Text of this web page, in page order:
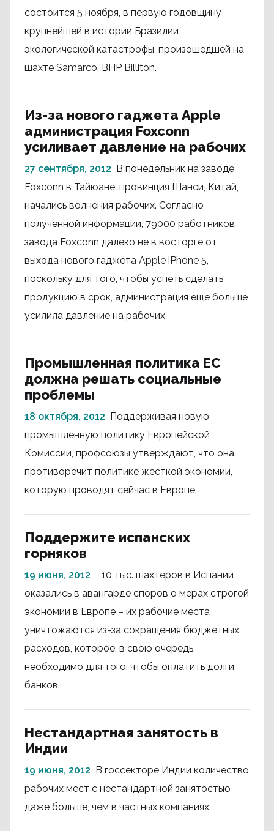
состоится 5 ноября, в первую годовщину
крупнейшей в истории Бразилии
экологической катастрофы, произошедшей на
шахте Samarco, BHP Billiton.
Из-за нового гаджета Apple
администрация Foxconn
усиливает давление на рабочих
27 сентября, 2012 В понедельник на заводе
Foxconn в Тайюане, провинция Шанси, Китай,
начались волнения рабочих. Согласно
полученной информации, 79000 работников
завода Foxconn далеко не в восторге от
выхода нового гаджета Apple iPhone 5,
поскольку для того, чтобы успеть сделать
продукцию в срок, администрация еще больше
усилила давление на рабочих.
Промышленная политика ЕС
должна решать социальные
проблемы
18 октября, 2012 Поддерживая новую
промышленную политику Европейской
Комиссии, профсоюзы утверждают, что она
противоречит политике жесткой экономии,
которую проводят сейчас в Европе.
Поддержите испанских
горняков
19 июня, 2012
10 тыс. шахтеров в Испании
оказались в авангарде споров о мерах строгой
экономии в Европе – их рабочие места
уничтожаются из-за сокращения бюджетных
расходов, которое, в свою очередь,
необходимо для того, чтобы оплатить долги
банков.
Нестандартная занятость в
Индии
19 июня, 2012 В госсекторе Индии количество
рабочих мест с нестандартной занятостью
даже больше, чем в частных компаниях.